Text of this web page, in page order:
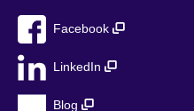
Facebook
LinkedIn
Blog